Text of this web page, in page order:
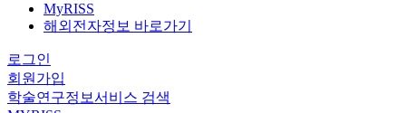
MyRISS
해외전자정보 바로가기
로그인
회원가입
학술연구정보서비스 검색